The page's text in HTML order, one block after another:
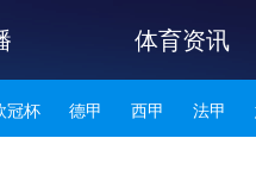
体育资讯
冠杯 德甲 西甲 法甲